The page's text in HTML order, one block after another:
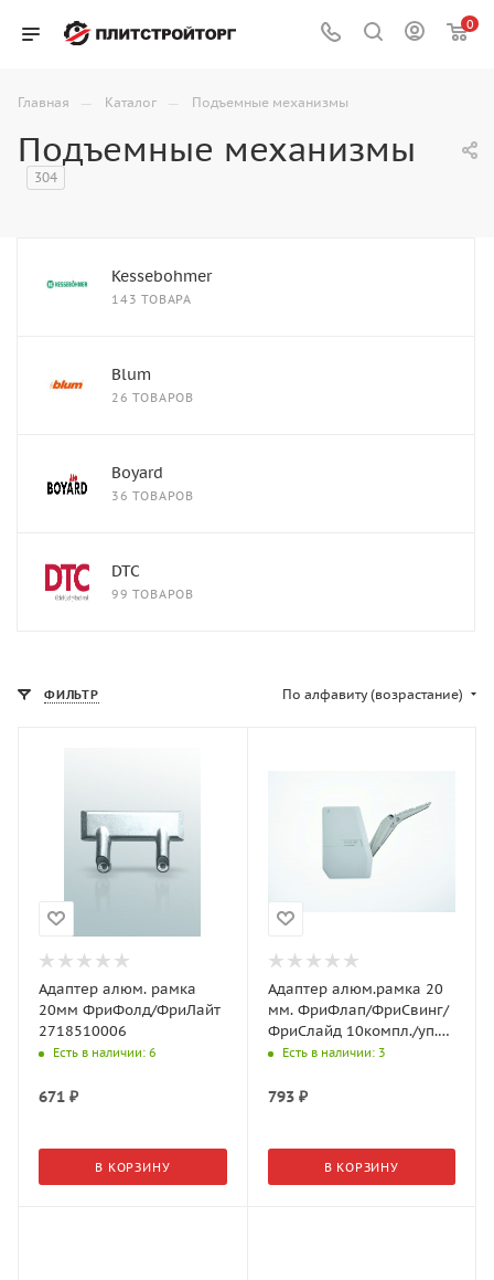
0
Главная — Каталог — Подъемные механизмы
Подъемные механизмы
304
Kessebohmer
143 ТОВАРА
Blum
26 ТОВАРОВ
Boyard
36 ТОВАРОВ
DTC
99 ТОВАРОВ
ФИЛЬТР По алфавиту (возрастание)
Адаптер алюм. рамка
20мм ФриФолд/ФриЛайт
2718510006
Есть в наличии: 6
671 ₽
В КОРЗИНУ
Адаптер алюм.рамка 20
мм. ФриФлап/ФриСвинг/
ФриСлайд 10компл./уп.
(2716870006)
Есть в наличии: 3
793₽
В КОРЗИНУ